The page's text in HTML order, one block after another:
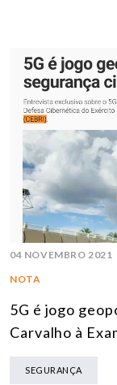
04 NOVEMBRO 2021
NOTA
5G é jogo
Carvalho à
SEGURANÇA